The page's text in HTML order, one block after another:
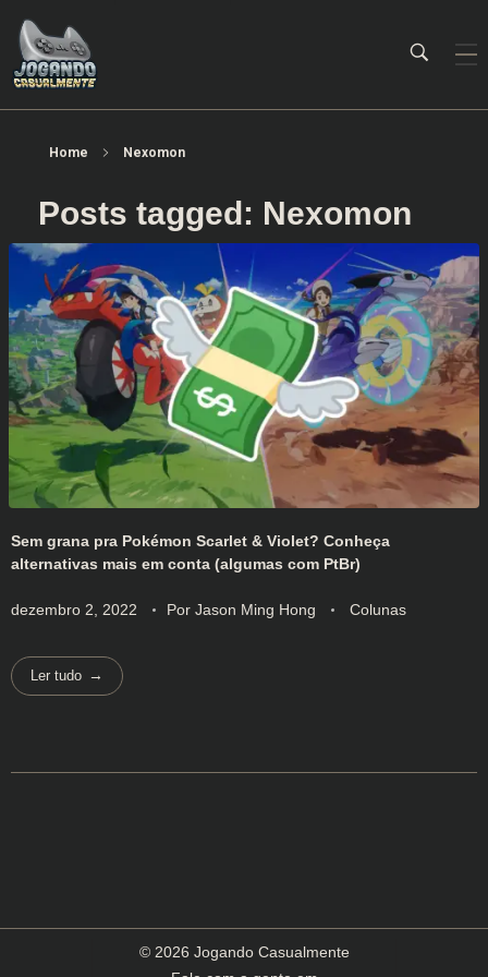
Home Nexomon
Posts tagged: Nexomon
Sem grana pra Pokémon Scarlet & Violet? Conheça
alternativas mais em conta (algumas com PtBr)
dezembro 2, 2022 Por Jason Ming Hong Colunas
Ler tudo
© 2026 Jogando Casualmente